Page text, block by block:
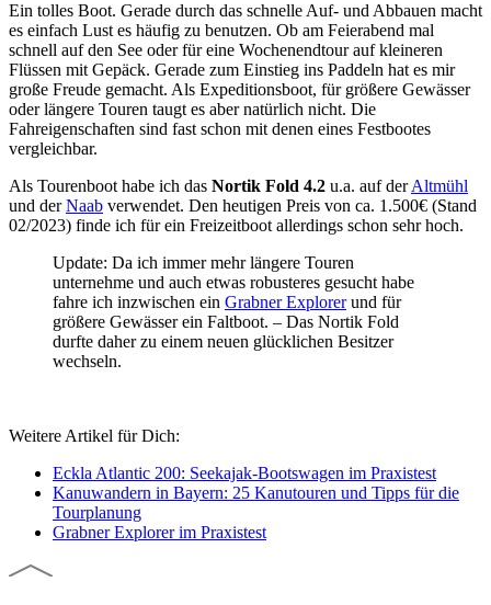
Ein tolles Boot. Gerade durch das schnelle Auf- und Abbauen macht
es einfach Lust es häufig zu benutzen. Ob am Feierabend mal
schnell auf den See oder für eine Wochenendtour auf kleineren
Flüssen mit Gepäck. Gerade zum Einstieg ins Paddeln hat es mir
große Freude gemacht. Als Expeditionsboot, für größere Gewässer
oder längere Touren taugt es aber natürlich nicht. Die
Fahreigenschaften sind fast schon mit denen eines Festbootes
vergleichbar.
Als Tourenboot habe ich das Nortik Fold 4.2 u.a. auf derAltmühl
und derNaab verwendet. Den heutigen Preis von ca. 1.500€ (Stand
02/2023) finde ich für ein Freizeitboot allerdings schon sehr hoch.
Update: Da ich immer mehr längere Touren
unternehme und auch etwas robusteres gesucht habe
fahre ich inzwischen ein Grabner Explorerund für
größere Gewässer ein Faltboot. – Das Nortik Fold
durfte daher zu einem neuen glücklichen Besitzer
wechseln.
Weitere Artikel für Dich:
Eckla Atlantic 200: Seekajak-Bootswagen im Praxistest
Kanuwandern in Bayern: 25 Kanutouren und Tipps für die
Tourplanung
Grabner Explorer im Praxistest